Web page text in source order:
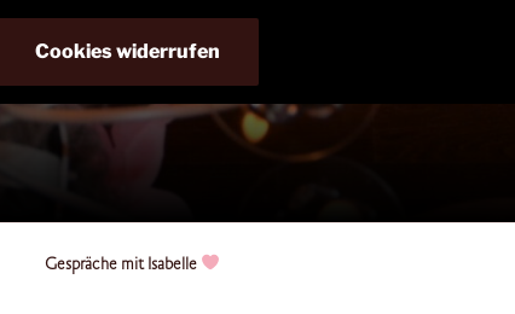
Gespräche mit Isabelle
Cookies widerrufen